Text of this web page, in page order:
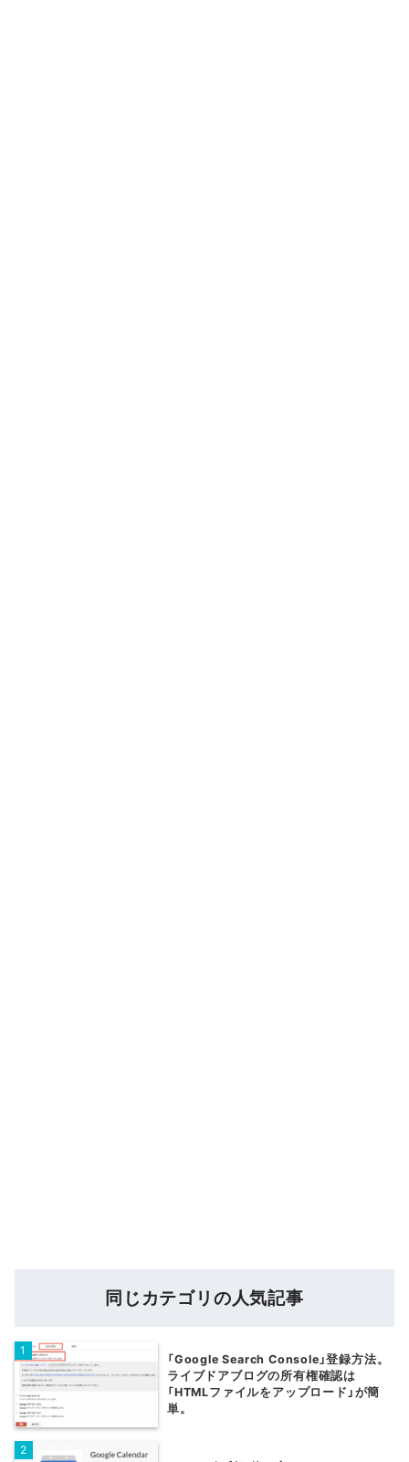
同じカテゴリの人気記事
「Google Search Console」登録方法。
ライブドアブログの所有権確認は
「HTMLファイルをアップロード」が簡
単。